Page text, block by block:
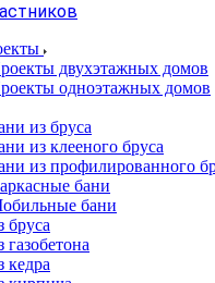
двухэтажных домов
одноэтажных домов
из бруса
из клееного бруса
из профилированного
бани
бани
бруса
газобетона
кедра